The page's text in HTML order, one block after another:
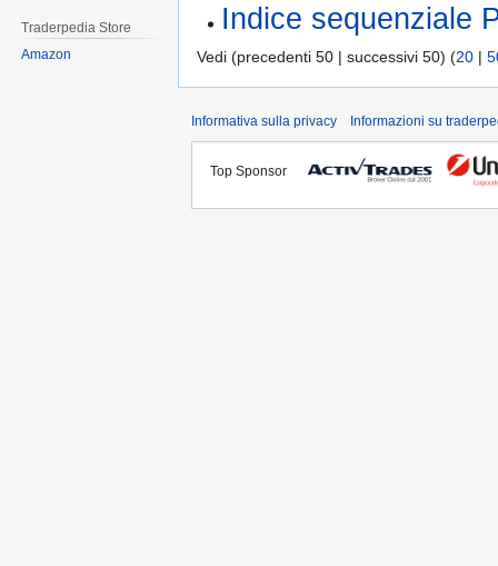
Indice sequenziale
Vedi (precedenti 50 | successivi 50) (20 |
Traderpedia Store
Amazon
Informativa sulla privacy Informazioni su
Top Sponsor